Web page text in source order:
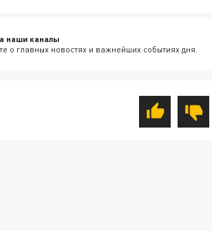
наши каналы
о главных новостях и важнейших событиях дня.